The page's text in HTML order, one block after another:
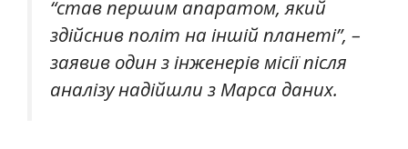
“став першим апаратом, який
здійснив політ на іншій планеті”, –
заявив один з інженерів місії після
аналізу надійшли з Марса даних.